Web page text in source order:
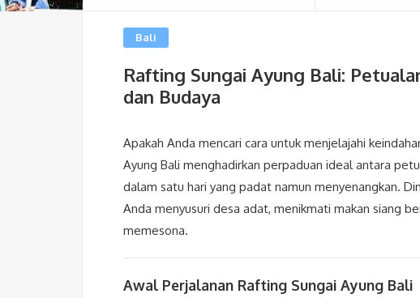
Bali
Rafting Sungai Ayung Bali:
dan Budaya
Apakah Anda mencari cara untuk menjelajahi
Ayung Bali menghadirkan perpaduan ideal antara
dalam satu hari yang padat namun menyenangkan.
Anda menyusuri desa adat, menikmati makan siang
memesona.
Awal Perjalanan Rafting Sungai Ayung Bali